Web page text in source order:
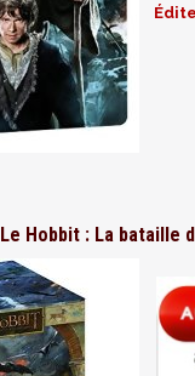
Le Hobbit : La bataille